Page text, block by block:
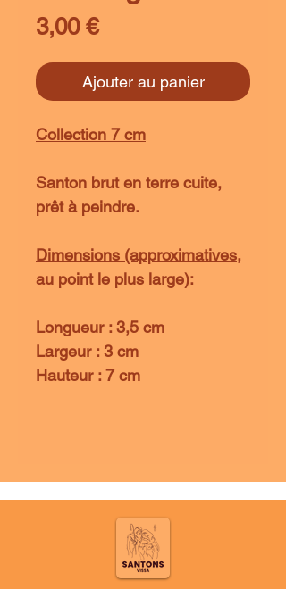
3,00 €Prix
Ajouter au panier
Collection 7 cm
Santon brut en terre cuite,
prêt à peindre.
Dimensions (approximatives,
au point le plus large):
Longueur : 3,5 cm
Largeur : 3 cm
Hauteur : 7 cm